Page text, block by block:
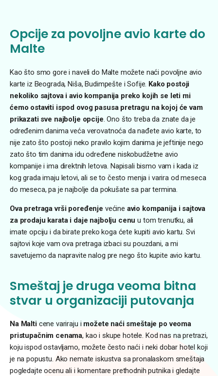
Opcije za povoljne avio karte do
Malte
Kao što smo gore i naveli do Malte možete naći povoljne avio
karte iz Beograda, Niša, Budimpešte i Sofije. Kako postoji
nekoliko sajtova i avio kompanija preko kojih se leti mi
ćemo ostaviti ispod ovog pasusa pretragu na kojoj će vam
prikazati sve najbolje opcije. Ono što treba da znate da je
određenim danima veća verovatnoća da nađete avio karte, to
nije zato što postoji neko pravilo kojim danima je jeftinije nego
zato što tim danima idu određene niskobudžetne avio
kompanije i ima direktnih letova. Napisali bismo vam i kada iz
kog grada imaju letovi, ali se to često menja i varira od meseca
do meseca, pa je najbolje da pokušate sa par termina.
Ova pretraga vrši poređenje većine avio kompanija i sajtova
za prodaju karata i daje najbolju cenu u tom trenutku, ali
imate opciju i da birate preko koga ćete kupiti avio kartu. Svi
sajtovi koje vam ova pretraga izbaci su pouzdani, a mi
savetujemo da napravite nalog pre nego što kupite avio kartu.
Smeštaj je druga veoma bitna
stvar u organizaciji putovanja
Na Malticene variraju i možete naći smeštaje po veoma
pristupačnim cenama, kao i skupe hotele. Kod nas na pretrazi,
koju ispod ostavljamo, možete često naći i neki dobar hotel koji
je na popustu. Ako nemate iskustva sa pronalaskom smeštaja
pogledajte ocenu ali i komentare prethodnih putnika i gledajte